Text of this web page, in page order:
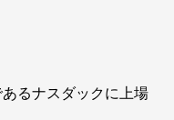
るナスダックに上場